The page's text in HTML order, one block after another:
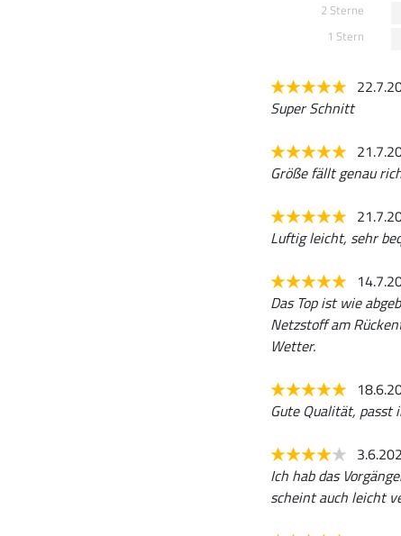
2 Sterne
1 Stern
Super Schnitt
Größe fällt genau
Luftig leicht, sehr
Das Top ist wie
Netzstoff am
Wetter.
Gute Qualität, passt
Ich hab das
scheint auch leicht